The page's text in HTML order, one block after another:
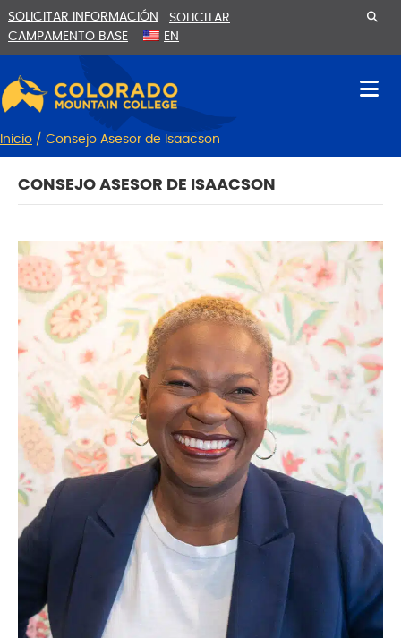
al
contenido
la
SOLICITAR INFORMACIÓN
SOLICITAR
CAMPAMENTO BASE
EN
Inicio / Consejo Asesor de Isaacson
CONSEJO ASESOR DE ISAACSON